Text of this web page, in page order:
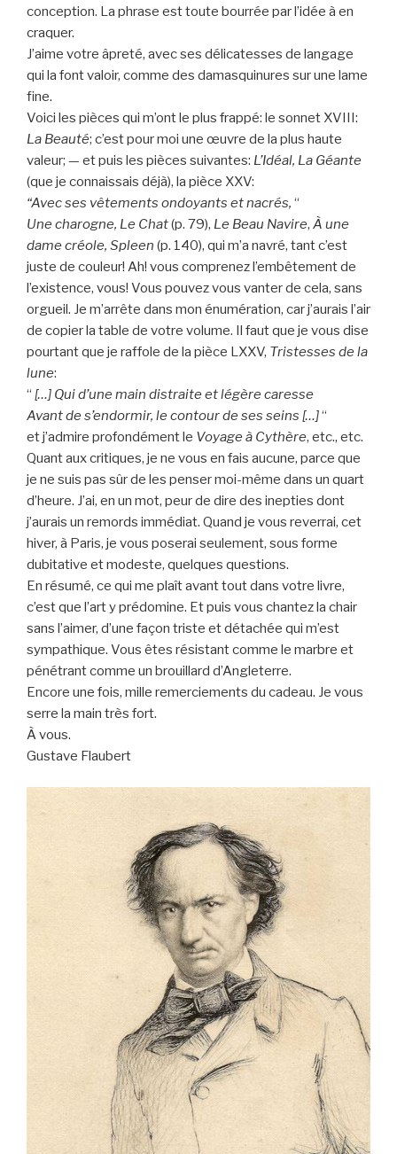
conception. La phrase est toute bourrée par l’idée à en
craquer.
J’aime votre âpreté, avec ses délicatesses de langage
qui la font valoir, comme des damasquinures sur une lame
fine.
Voici les pièces qui m’ont le plus frappé: le sonnet XVIII:
La Beauté; c’est pour moi une œuvre de la plus haute
valeur; — et puis les pièces suivantes: L’Idéal, La Géante
(que je connaissais déjà), la pièce XXV:
“Avec ses vêtements ondoyants et nacrés, “
Une charogne, Le Chat(p. 79), Le Beau Navire, À une
dame créole, Spleen (p. 140), qui m’a navré, tant c’est
juste de couleur! Ah! vous comprenez l’embêtement de
l’existence, vous! Vous pouvez vous vanter de cela, sans
orgueil. Je m’arrête dans mon énumération, car j’aurais l’air
de copier la table de votre volume. Il faut que je vous dise
pourtant que je raffole de la pièce LXXV, Tristesses de la
lune:
“ […] Qui d’une main distraite et légère caresse
Avant de s’endormir, le contour de ses seins […]“
et j’admire profondément le Voyage à Cythère, etc., etc.
Quant aux critiques, je ne vous en fais aucune, parce que
je ne suis pas sûr de les penser moi-même dans un quart
d’heure. J’ai, en un mot, peur de dire des inepties dont
j’aurais un remords immédiat. Quand je vous reverrai, cet
hiver, à Paris, je vous poserai seulement, sous forme
dubitative et modeste, quelques questions.
En résumé, ce qui me plaît avant tout dans votre livre,
c’est que l’art y prédomine. Et puis vous chantez la chair
sans l’aimer, d’une façon triste et détachée qui m’est
sympathique. Vous êtes résistant comme le marbre et
pénétrant comme un brouillard d’Angleterre.
Encore une fois, mille remerciements du cadeau. Je vous
serre la main très fort.
À vous.
Gustave Flaubert